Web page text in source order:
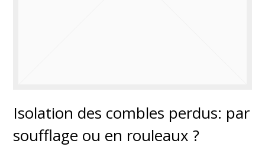
Isolation des combles perdus: par
soufflage ou en rouleaux ?